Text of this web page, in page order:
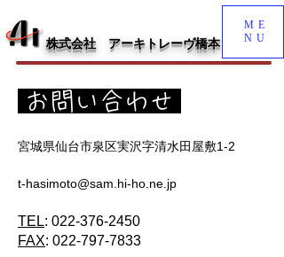
株式会社 アーキトレーヴ橋本
ME
NU
お問い合わせ
宮城県仙台市泉区実沢字清水田屋敷1-2
t-hasimoto@sam.hi-ho.ne.jp
TEL: 022-376-2450
FAX: 022-797-7833